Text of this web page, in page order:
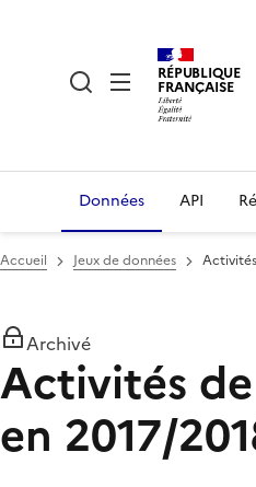
RÉPUBLIQUE
FRANÇAISE
Données API
Accueil Jeux de données
Archivé
Activités
en 2017/